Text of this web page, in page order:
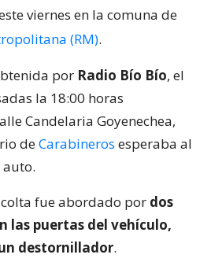
viernes en la comuna de
(RM).
por Radio Bío Bío, el
la 18:00 horas
Candelaria Goyenechea,
deCarabineros esperaba al
fue abordado por dos
las puertas del vehículo,
destornillador.